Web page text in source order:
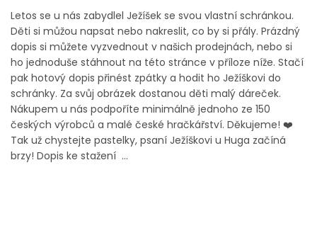
Letos se u nás zabydlel Ježíšek se svou vlastní schránkou.
Děti si můžou napsat nebo nakreslit, co by si přály. Prázdný
dopis si můžete vyzvednout v našich prodejnách, nebo si
ho jednoduše stáhnout na této stránce v příloze níže. Stačí
pak hotový dopis přinést zpátky a hodit ho Ježíškovi do
schránky. Za svůj obrázek dostanou děti malý dáreček.
Nákupem u nás podpoříte minimálně jednoho ze 150
českých výrobců a malé české hračkářství. Děkujeme! ❤️
Tak už chystejte pastelky, psaní Ježíškovi u Huga začíná
brzy! Dopis ke stažení ...